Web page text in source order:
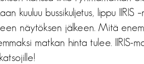
kuuluu bussikuljetus, lippu IIRIS
näytöksen jälkeen. Mitä
matkan hinta tulee. IIRIS-